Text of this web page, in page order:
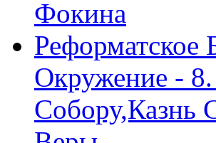
Фокина
Реформатское
Окружение -
Собору,Казнь